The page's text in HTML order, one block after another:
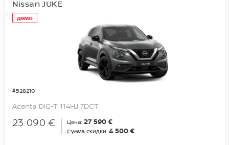
демо
#528210
Nissan JUKE
Acenta DIG-T 114HJ 7DCT
23 090 € Цена: 27 590 €
Сумма скидки: 4 500 €